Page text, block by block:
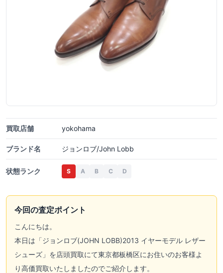
買取店舗 yokohama
ブランド名 ジョンロブ/John Lobb
状態ランク S A B C D
今回の査定ポイント
こんにちは。
本日は「ジョンロブ(JOHN LOBB)2013 イヤーモデル レザー
シューズ」を店頭買取にて東京都板橋区にお住いのお客様よ
り高価買取いたしましたのでご紹介します。